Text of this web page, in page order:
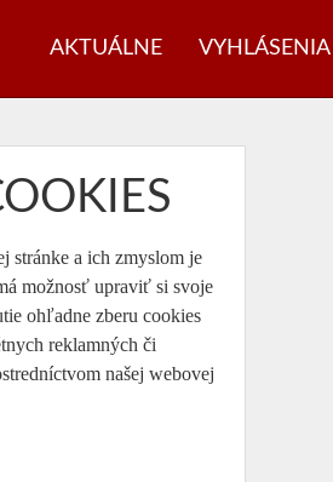
AKTUÁLNE VYHLÁSENIA
stránke a ich zmyslom je
možnosť upraviť si svoje
ohľadne zberu cookies
reklamných či
našej webovej